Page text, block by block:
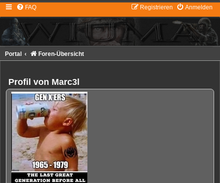
FAQ Anmelden
Registrieren
Portal Foren-Übersicht
Profil von Marc3l